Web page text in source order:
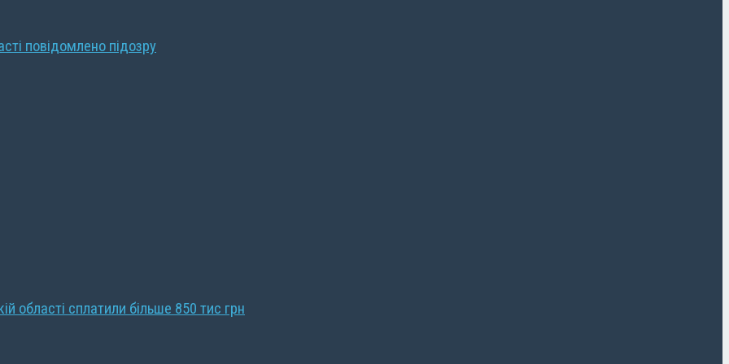
повідомлено підозру
області сплатили більше 850 тис грн